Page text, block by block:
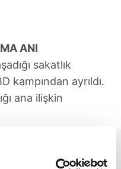
ANI
sakatlık
kampından ayrıldı.
ana ilişkin